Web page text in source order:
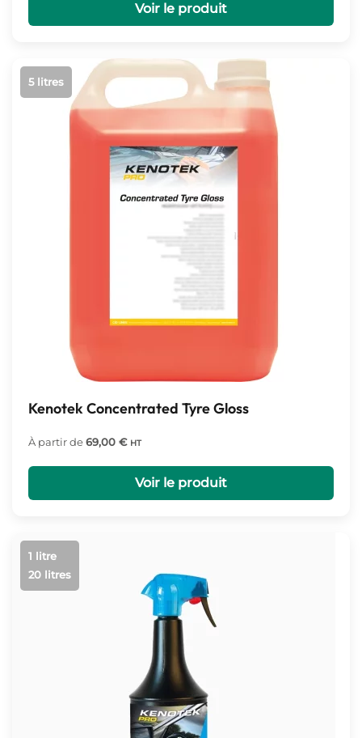
Voir le produit
Kenotek Concentrated Tyre Gloss
À partir de69,00 € HT
5 litres
Voir le produit
1 litre
20 litres